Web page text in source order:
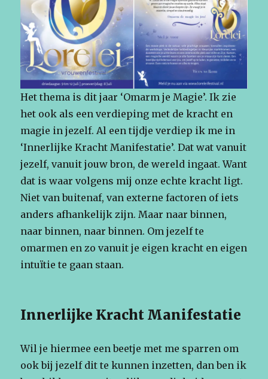
Het thema is dit jaar ‘Omarm je Magie’. Ik zie
het ook als een verdieping met de kracht en
magie in jezelf. Al een tijdje verdiep ik me in
‘Innerlijke Kracht Manifestatie’. Dat wat vanuit
jezelf, vanuit jouw bron, de wereld ingaat. Want
dat is waar volgens mij onze echte kracht ligt.
Niet van buitenaf, van externe factoren of iets
anders afhankelijk zijn. Maar naar binnen,
naar binnen, naar binnen. Om jezelf te
omarmen en zo vanuit je eigen kracht en eigen
intuïtie te gaan staan.
Innerlijke Kracht Manifestatie
Wil je hiermee een beetje met me sparren om
ook bij jezelf dit te kunnen inzetten, dan ben ik